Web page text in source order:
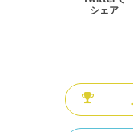
シェア